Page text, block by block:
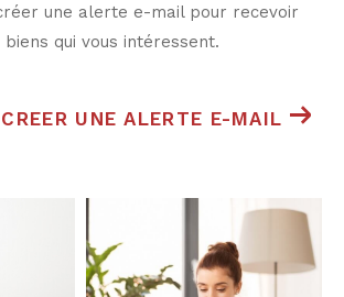
une alerte e-mail pour recevoir
qui vous intéressent.
CREER UNE ALERTE E-MAIL